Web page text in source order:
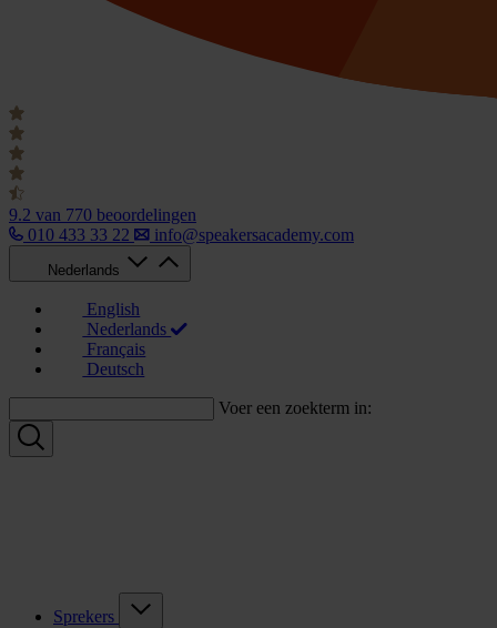
9.2 van 770 beoordelingen
010 433 33 22
info@speakersacademy.com
Nederlands
English
Nederlands
Français
Deutsch
Voer een zoekterm in:
Sprekers